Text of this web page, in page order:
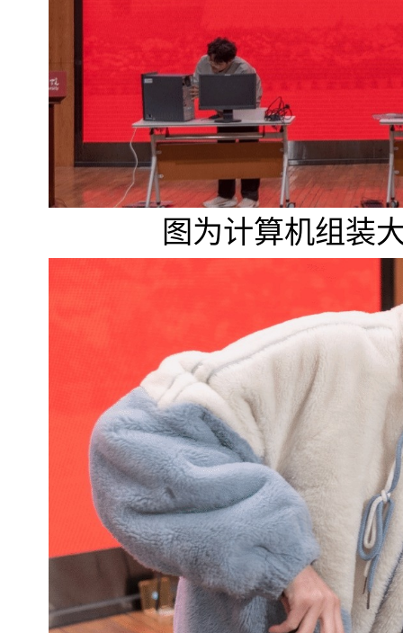
图为计算机组装